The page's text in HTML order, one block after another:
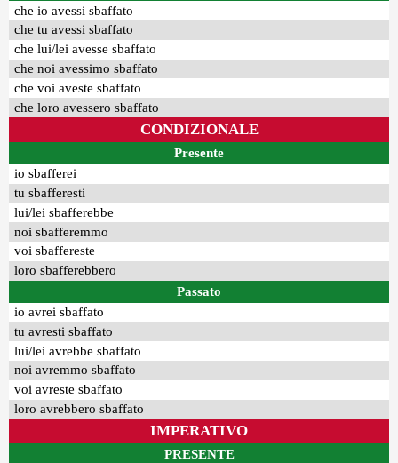
che io avessi sbaffato
che tu avessi sbaffato
che lui/lei avesse sbaffato
che noi avessimo sbaffato
che voi aveste sbaffato
che loro avessero sbaffato
CONDIZIONALE
Presente
io sbafferei
tu sbafferesti
lui/lei sbafferebbe
noi sbafferemmo
voi sbaffereste
loro sbafferebbero
Passato
io avrei sbaffato
tu avresti sbaffato
lui/lei avrebbe sbaffato
noi avremmo sbaffato
voi avreste sbaffato
loro avrebbero sbaffato
IMPERATIVO
PRESENTE